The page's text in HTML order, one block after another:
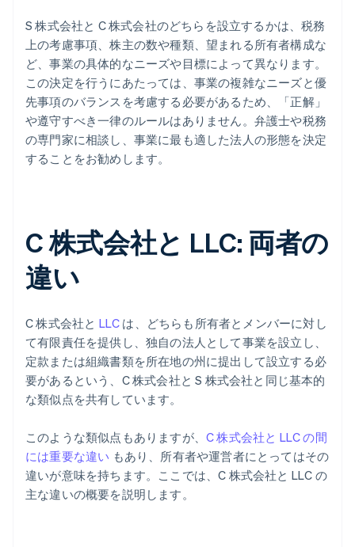
S 株式会社と C 株式会社のどちらを設立するかは、税務
上の考慮事項、株主の数や種類、望まれる所有者構成な
ど、事業の具体的なニーズや目標によって異なります。
この決定を行うにあたっては、事業の複雑なニーズと優
先事項のバランスを考慮する必要があるため、「正解」
や遵守すべき一律のルールはありません。弁護士や税務
の専門家に相談し、事業に最も適した法人の形態を決定
することをお勧めします。
C 株式会社と LLC: 両者の
違い
C 株式会社と LLC は、どちらも所有者とメンバーに対し
て有限責任を提供し、独自の法人として事業を設立し、
定款または組織書類を所在地の州に提出して設立する必
要があるという、C 株式会社と S 株式会社と同じ基本的
な類似点を共有しています。
このような類似点もありますが、 C 株式会社と LLC の間
には重要な違い もあり、所有者や運営者にとってはその
違いが意味を持ちます。ここでは、C 株式会社と LLC の
主な違いの概要を説明します。